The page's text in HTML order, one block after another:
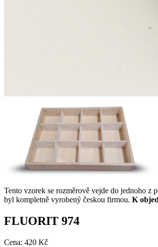
Tento vzorek se rozměrově vejde do jednoho z
byl kompletně vyrobený českou firmou. K
FLUORIT 974
Cena: 420 Kč